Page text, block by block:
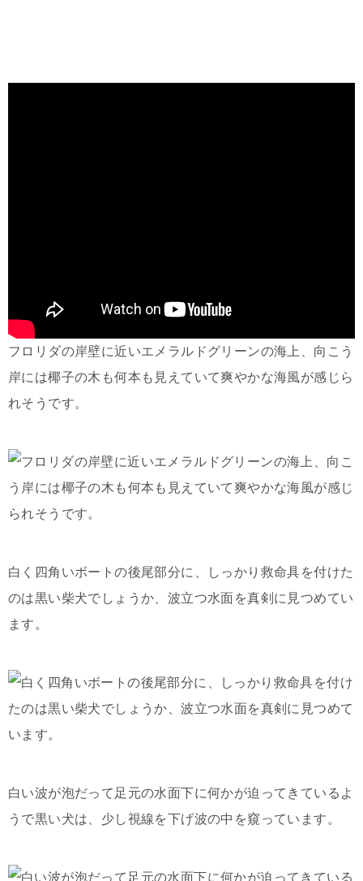
フロリダの岸壁に近いエメラルドグリーンの海上、向こう
岸には椰子の木も何本も見えていて爽やかな海風が感じら
れそうです。
白く四角いボートの後尾部分に、しっかり救命具を付けた
のは黒い柴犬でしょうか、波立つ水面を真剣に見つめてい
ます。
白い波が泡だって足元の水面下に何かが迫ってきているよ
うで黒い犬は、少し視線を下げ波の中を窺っています。